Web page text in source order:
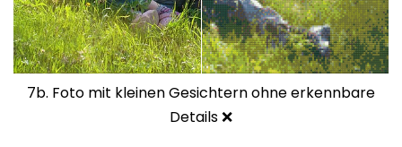
7b. Foto mit kleinen Gesichtern ohne erkennbare
Details ❌